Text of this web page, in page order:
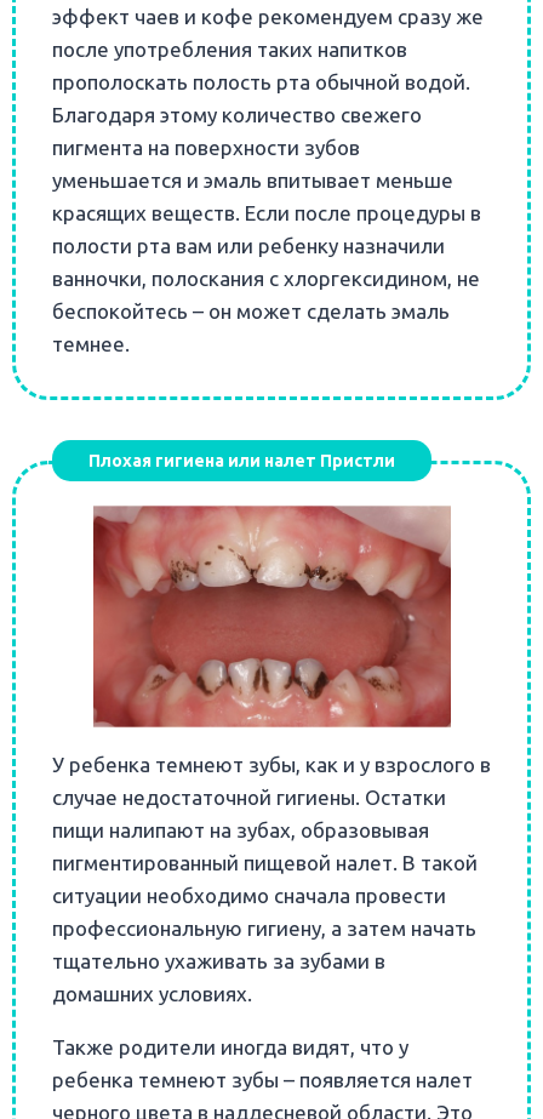
эффект чаев и кофе рекомендуем сразу же
после употребления таких напитков
прополоскать полость рта обычной водой.
Благодаря этому количество свежего
пигмента на поверхности зубов
уменьшается и эмаль впитывает меньше
красящих веществ. Если после процедуры в
полости рта вам или ребенку назначили
ванночки, полоскания с хлоргексидином, не
беспокойтесь – он может сделать эмаль
темнее.
Плохая гигиена или налет Пристли
У ребенка темнеют зубы, как и у взрослого в
случае недостаточной гигиены. Остатки
пищи налипают на зубах, образовывая
пигментированный пищевой налет. В такой
ситуации необходимо сначала провести
профессиональную гигиену, а затем начать
тщательно ухаживать за зубами в
домашних условиях.
Также родители иногда видят, что у
ребенка темнеют зубы – появляется налет
черного цвета в наддесневой области. Это